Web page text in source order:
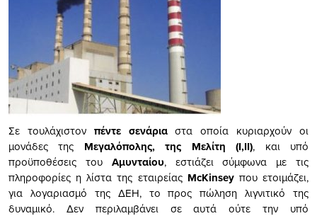
Σε τουλάχιστον πέντε σενάριαστα οποία κυριαρχούν οι
μονάδες της Μεγαλόπολης, της Μελίτη (Ι,ΙΙ), και υπό
προϋποθέσεις του Αμυνταίου, εστιάζει σύμφωνα με τις
πληροφορίες η λίστα της εταιρείας McKinseyπου ετοιμάζει,
για λογαριασμό της ΔΕΗ, το προς πώληση λιγνιτικό της
δυναμικό. Δεν περιλαμβάνει σε αυτά ούτε την υπό